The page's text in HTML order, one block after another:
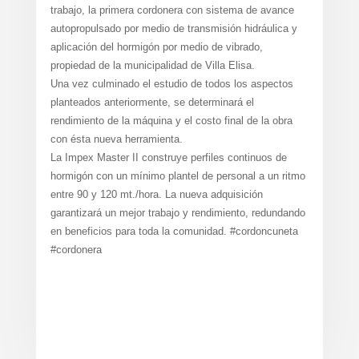
trabajo, la primera cordonera con sistema de avance
autopropulsado por medio de transmisión hidráulica y
aplicación del hormigón por medio de vibrado,
propiedad de la municipalidad de Villa Elisa.
Una vez culminado el estudio de todos los aspectos
planteados anteriormente, se determinará el
rendimiento de la máquina y el costo final de la obra
con ésta nueva herramienta.
La Impex Master II construye perfiles continuos de
hormigón con un mínimo plantel de personal a un ritmo
entre 90 y 120 mt./hora. La nueva adquisición
garantizará un mejor trabajo y rendimiento, redundando
en beneficios para toda la comunidad. #cordoncuneta
#cordonera